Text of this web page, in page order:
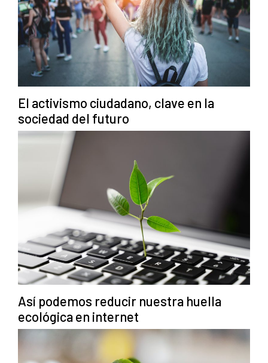
El activismo ciudadano, clave en la
sociedad del futuro
Así podemos reducir nuestra huella
ecológica en internet